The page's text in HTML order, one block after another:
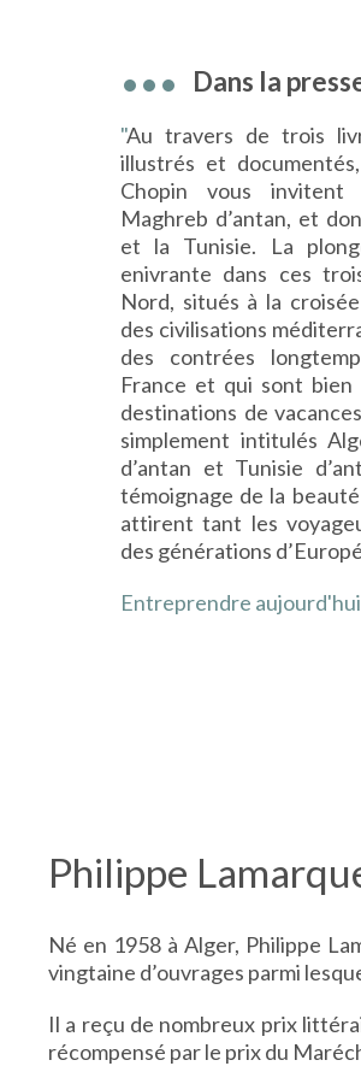
Dans la
"Au travers de trois
illustrés et
Chopin vous
Maghreb d’antan, et
et la Tunisie. La
enivrante dans ces
Nord, situés à la
des civilisations
des contrées
France et qui sont bien
destinations de
simplement intitulés
d’antan et Tunisie
témoignage de la
attirent tant les
des générations
Entreprendre aujourd'hui
Philippe
Né en 1958 à Alger, Philippe
vingtaine d’ouvrages parmi
Il a reçu de nombreux prix
récompensé par le prix du